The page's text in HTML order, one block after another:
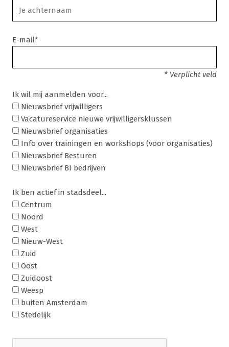
E-mail*
* Verplicht veld
Ik wil mij aanmelden voor...
Nieuwsbrief vrijwilligers
Vacatureservice nieuwe vrijwilligersklussen
Nieuwsbrief organisaties
Info over trainingen en workshops (voor organisaties)
Nieuwsbrief Besturen
Nieuwsbrief BI bedrijven
Ik ben actief in stadsdeel...
Centrum
Noord
West
Nieuw-West
Zuid
Oost
Zuidoost
Weesp
buiten Amsterdam
Stedelijk